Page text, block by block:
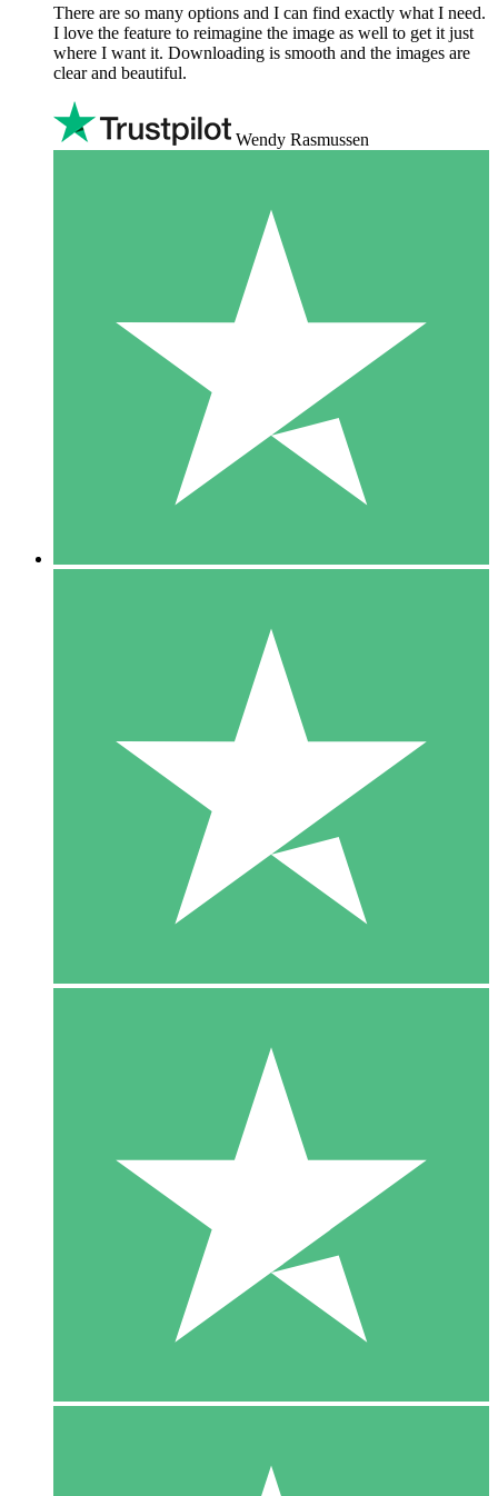
There are so many options and I can find exactly what I need.
I love the feature to reimagine the image as well to get it just
where I want it. Downloading is smooth and the images are
clear and beautiful.
Wendy Rasmussen